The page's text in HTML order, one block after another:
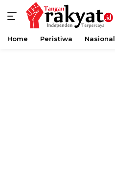
Langsung
Home Peristiwa Nasional